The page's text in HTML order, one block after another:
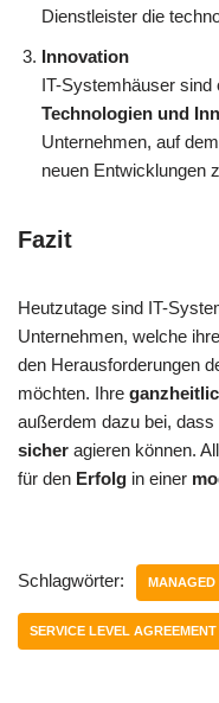
Dienstleister die
Innovation
IT-Systemhäuser sind
Technologien und
Unternehmen, auf
neuen Entwicklungen
Fazit
Heutzutage sind IT-
Unternehmen, welche
den Herausforderungen
möchten. Ihre
außerdem dazu bei,
sicher agieren können.
für den Erfolg in einer
Schlagwörter: MANAGED
SERVICE LEVEL AGREEMENT